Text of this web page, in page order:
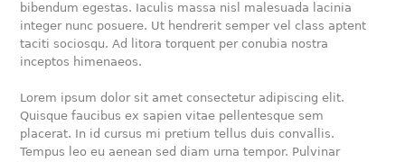
bibendum egestas. Iaculis massa nisl malesuada lacinia
integer nunc posuere. Ut hendrerit semper vel class aptent
taciti sociosqu. Ad litora torquent per conubia nostra
inceptos himenaeos.
Lorem ipsum dolor sit amet consectetur adipiscing elit.
Quisque faucibus ex sapien vitae pellentesque sem
placerat. In id cursus mi pretium tellus duis convallis.
Tempus leo eu aenean sed diam urna tempor. Pulvinar